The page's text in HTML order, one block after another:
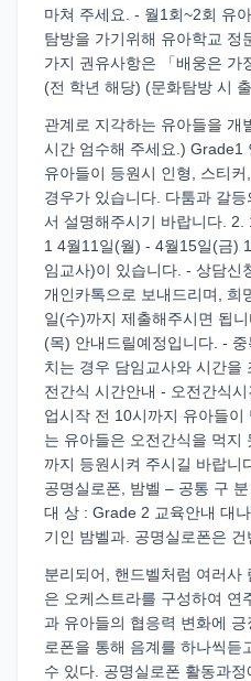
마쳐 주세요. - 월1회~2회 유
탐방을 가기위해 유아학교 정
가지 권유사항은 「배웅은 가
(전 학년 해당) (문화탐방 시
관계로 지각하는 유아들을 개
시간 엄수해 주세요.) Grade1
유아들이 등원시 인형, 스티
경우가 있습니다. 다툼과 갈
서 설명해주시기 바랍니다.
1 4월11일(월) - 4월15일(금)
임교사)이 있습니다. - 상담신
개인카톡으로 보내드리며, 희
일(수)까지 제출해주시면 됩
(목) 안내드릴예정입니다. -
치는 경우 담임교사와 시간을
전간식 시간안내 - 오전간식
업시작 전 10시까지 유아들
는 유아들은 오전간식을 먹지
까지 등원시켜 주시길 바랍니
공명실로폰, 밤벨 – 공통 구
대 상 : Grade 2 교육안내 대
기인 밤벨과. 공명실로폰은 건
분리되어, 핸드벨처럼 여러사
은 오케스트라를 구성하여 연
과 유아들의 협응력 변화에
로폰을 통해 음계를 하나씩듣
수 있다. 공명실로폰 활동과